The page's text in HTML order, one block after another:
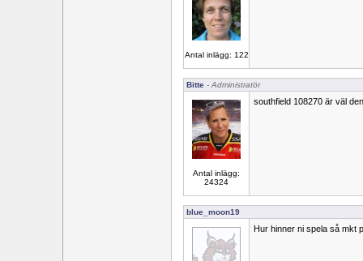
Antal inlägg: 122
Bitte - Administratör
Antal inlägg:
24324
southfield 108270 är väl
blue_moon19
Hur hinner ni spela så mkt